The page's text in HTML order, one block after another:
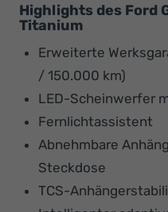
Highlights des Ford
Titanium
Erweiterte
/ 150.000 km)
LED-Scheinwerfer
Fernlichtassistent
Abnehmbare
Steckdose
TCS-